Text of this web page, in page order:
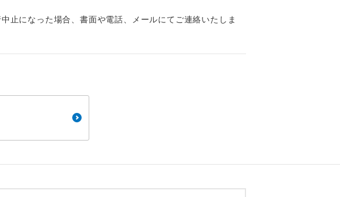
止になった場合、書面や電話、メールにてご連絡いたしま
からないコースです。
出発の計画にとても便利で